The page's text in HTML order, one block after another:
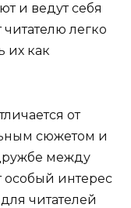
и ведут себя
легко
их как
от
сюжетом и
между
особый интерес
читателей